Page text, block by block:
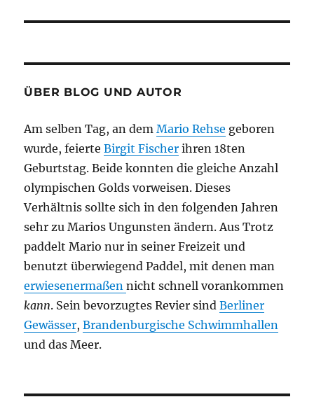
ÜBER BLOG UND AUTOR
Am selben Tag, an demMario Rehse geboren
wurde, feierteBirgit Fischer ihren 18ten
Geburtstag. Beide konnten die gleiche Anzahl
olympischen Golds vorweisen. Dieses
Verhältnis sollte sich in den folgenden Jahren
sehr zu Marios Ungunsten ändern. Aus Trotz
paddelt Mario nur in seiner Freizeit und
benutzt überwiegend Paddel, mit denen man
erwiesenermaßennicht schnell vorankommen
kann. Sein bevorzugtes Revier sindBerliner
Gewässer,Brandenburgische Schwimmhallen
und das Meer.